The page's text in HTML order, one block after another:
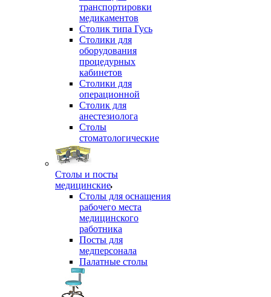
транспортировки
медикаментов
Столик типа Гусь
Столики для
оборудования
процедурных
кабинетов
Столики для
операционной
Столик для
анестезиолога
Столы
стоматологические
Столы и посты
медицинские
Столы для оснащения
рабочего места
медицинского
работника
Посты для
медперсонала
Палатные столы